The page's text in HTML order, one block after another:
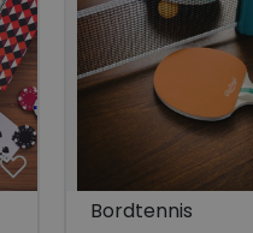
Bordtennis
VISITOR_INFO1_LIVE